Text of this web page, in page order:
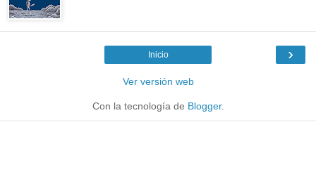
›
Inicio
Ver versión web
Con la tecnología de Blogger.